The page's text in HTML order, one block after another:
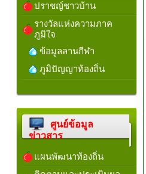
ปราชญ์ชาวบ้าน
รางวัลแห่งความภาค
ภูมิใจ
ข้อมูลลานกีฬา
ภูมิปัญญาท้องถิ่น
ศูนย์ข้อมูล
ข่าวสาร
แผนพัฒนาท้องถิ่น